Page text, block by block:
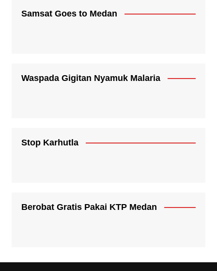
Samsat Goes to Medan
Waspada Gigitan Nyamuk Malaria
Stop Karhutla
Berobat Gratis Pakai KTP Medan